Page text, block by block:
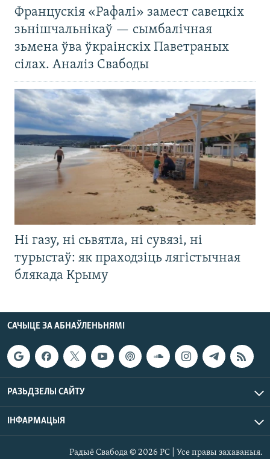
Францускія «Рафалі» замест савецкіх
зьнішчальнікаў — сымбалічная
зьмена ўва ўкраінскіх Паветраных
сілах. Аналіз Свабоды
Ні газу, ні сьвятла, ні сувязі, ні
турыстаў: як праходзіць лягістычная
блякада Крыму
САЧЫЦЕ ЗА АБНАЎЛЕНЬНЯМІ
РАЗЬДЗЕЛЫ САЙТУ
ІНФАРМАЦЫЯ
Радыё Свабода © 2026 РС | Усе правы захаваныя.